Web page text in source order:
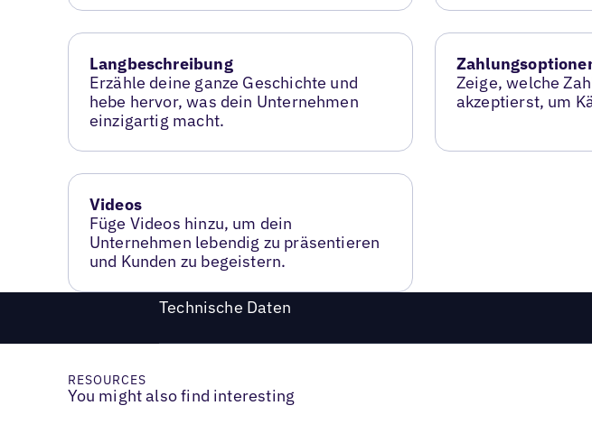
Langbeschreibung
Erzähle deine ganze Geschichte und
hebe hervor, was dein Unternehmen
einzigartig macht.
Zeige, welche
akzeptierst, um
Videos
Füge Videos hinzu, um dein
Unternehmen lebendig zu präsentieren
und Kunden zu begeistern.
Technische Daten
RESOURCES
You might also find interesting